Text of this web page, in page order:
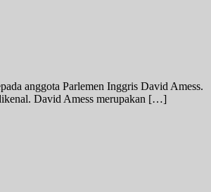
anggota Parlemen Inggris David Amess.
David Amess merupakan […]